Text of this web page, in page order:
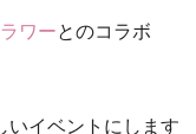
ワーとのコラボ
いイベントにします